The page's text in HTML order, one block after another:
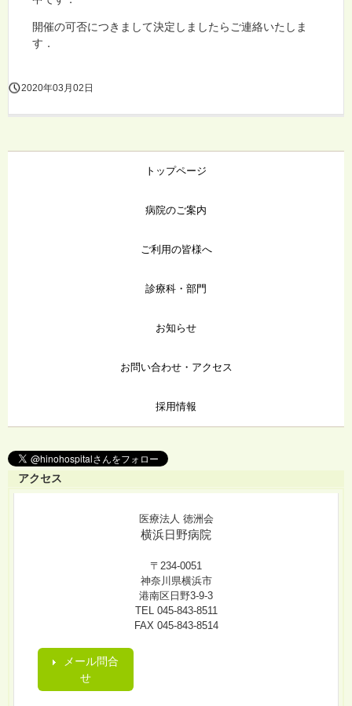
開催の可否につきまして決定しましたらご連絡いたしま
す．
2020年03月02日
トップページ
病院のご案内
ご利用の皆様へ
診療科・部門
お知らせ
お問い合わせ・アクセス
採用情報
アクセス
医療法人 徳洲会
横浜日野病院
〒234-0051
神奈川県横浜市
港南区日野3-9-3
TEL 045-843-8511
FAX 045-843-8514
メール問合
せ